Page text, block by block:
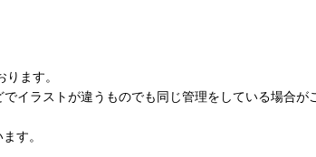
ます。
イラストが違うものでも同じ管理をしている場合が
す。